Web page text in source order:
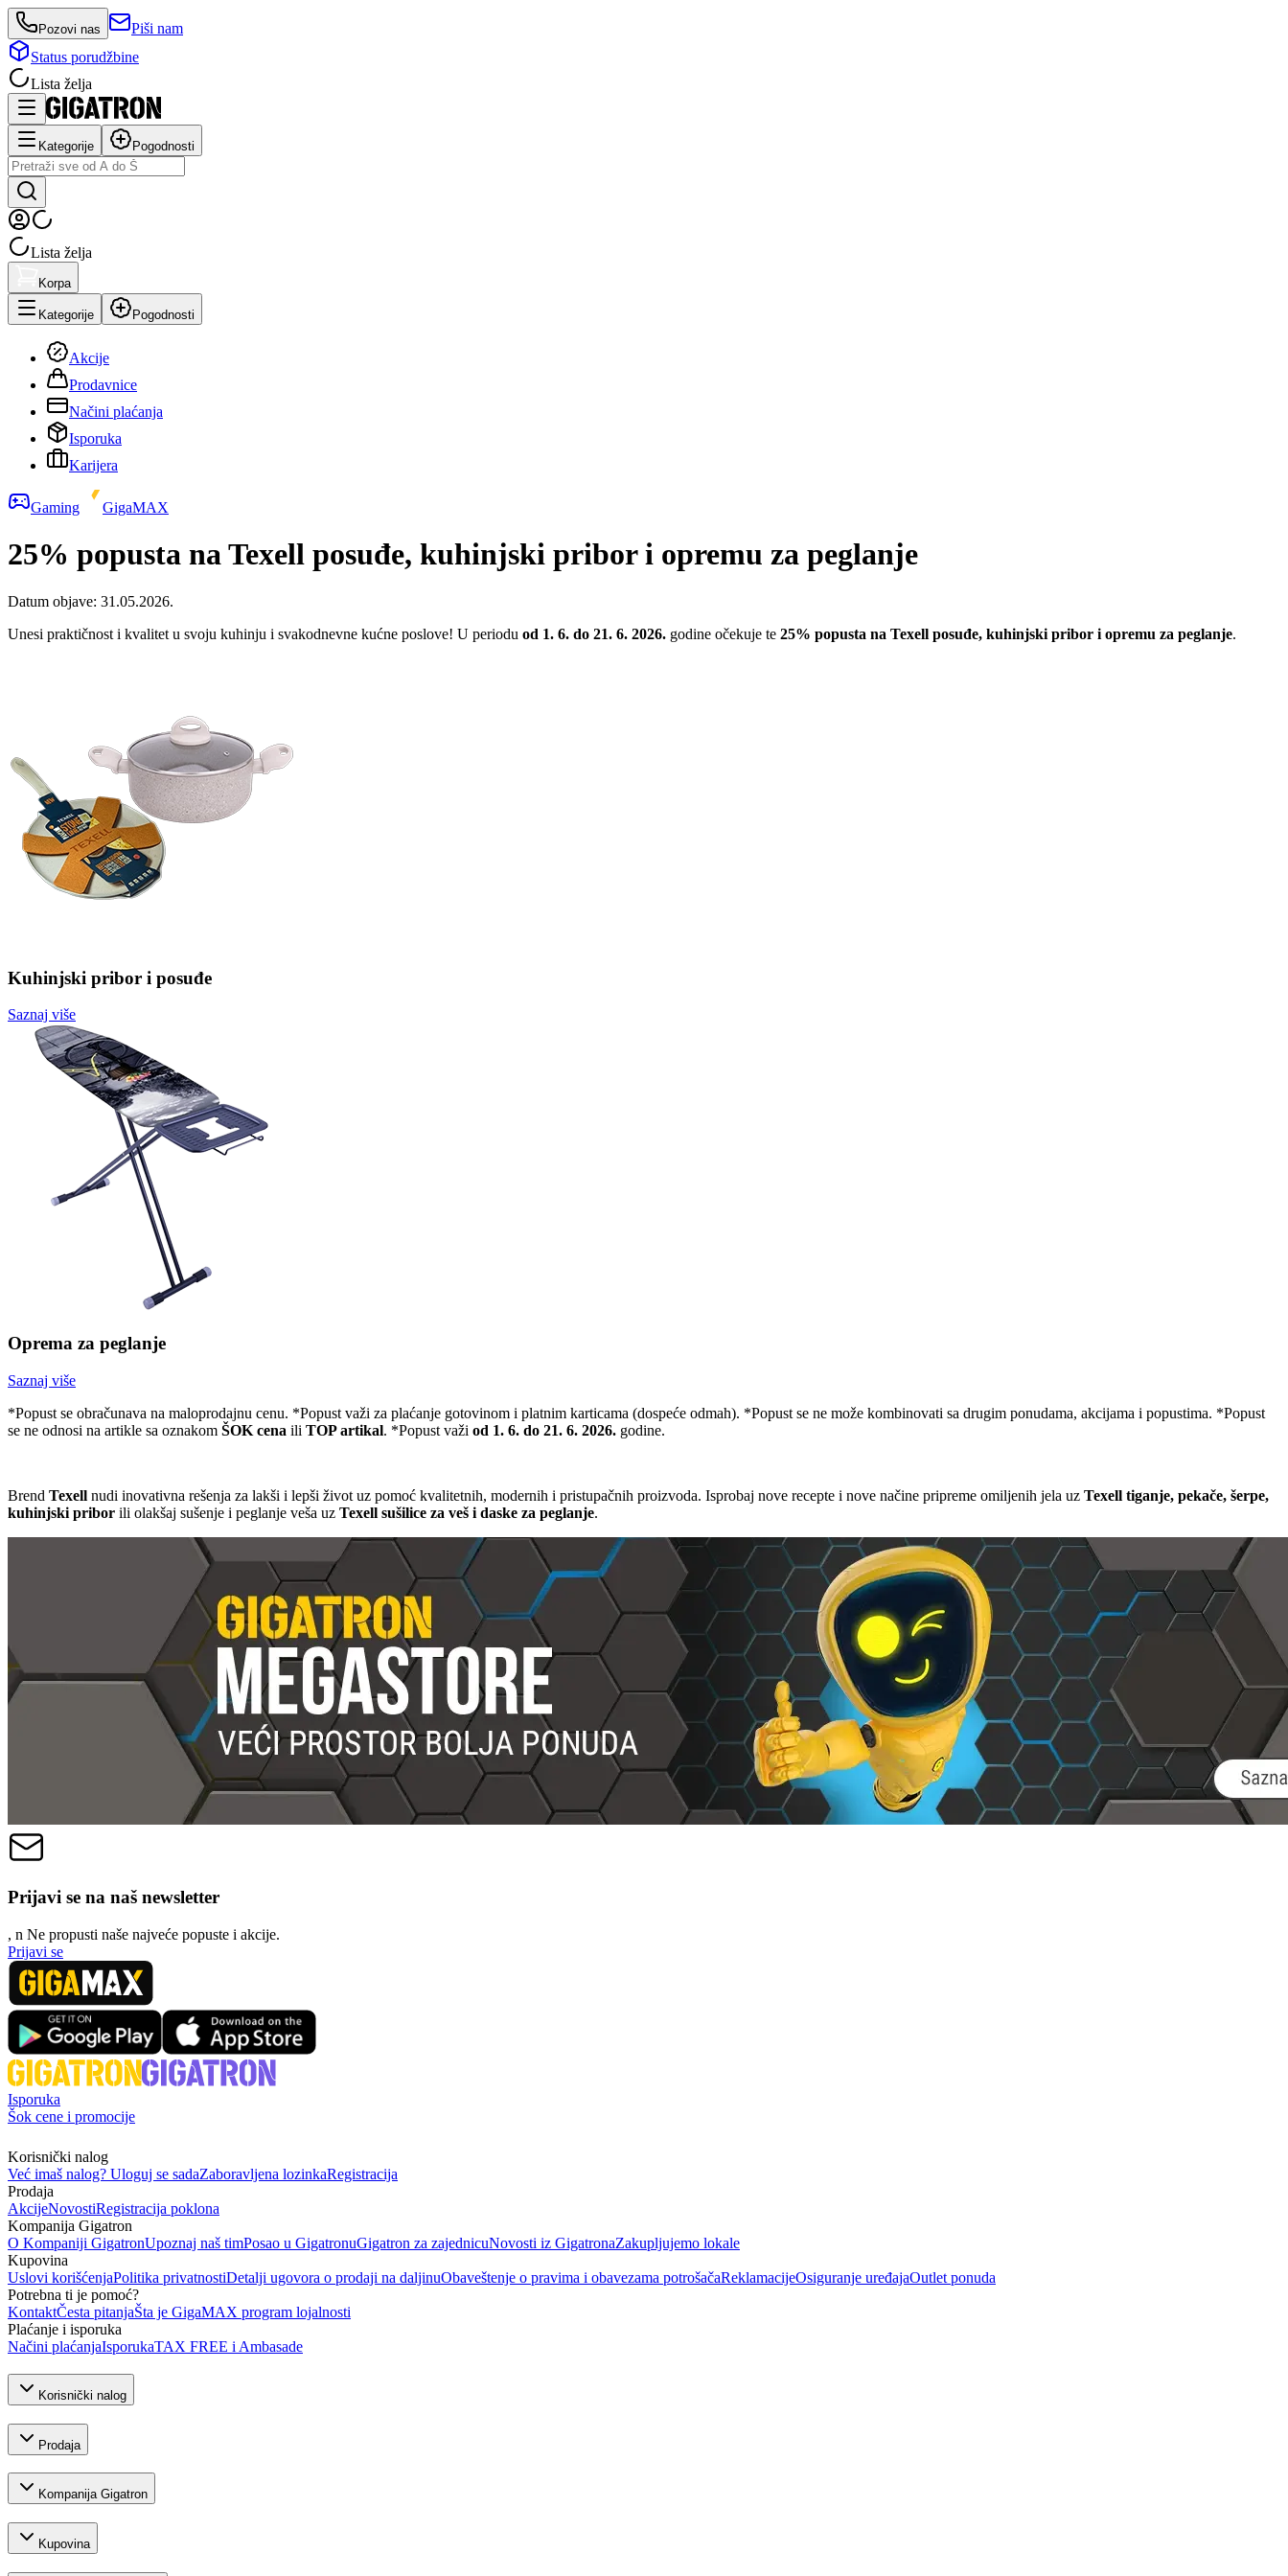
Pozovi nas
Piši nam
Status porudžbine
Lista želja
Kategorije Pogodnosti
Lista želja
Korpa
Kategorije Pogodnosti
Akcije
Prodavnice
Načini plaćanja
Isporuka
Karijera
Gaming GigaMAX
25% popusta na Texell posuđe, kuhinjski pribor i opremu za peglanje
Datum objave: 31.05.2026.
Unesi praktičnost i kvalitet u svoju kuhinju i svakodnevne kućne poslove! U periodu od 1. 6. do 21. 6. 2026. godine očekuje te 25% popusta na Texell posuđe, kuhinjski pribor i opremu za peglanje.
Kuhinjski pribor i posuđe
Saznaj više
Oprema za peglanje
Saznaj više
*Popust se obračunava na maloprodajnu cenu. *Popust važi za plaćanje gotovinom i platnim karticama (dospeće odmah). *Popust se ne može kombinovati sa drugim ponudama, akcijama i popustima. *Popust
se ne odnosi na artikle sa oznakom ŠOK cena ili TOP artikal. *Popust važi od 1. 6. do 21. 6. 2026. godine.
Brend Texell nudi inovativna rešenja za lakši i lepši život uz pomoć kvalitetnih, modernih i pristupačnih proizvoda. Isprobaj nove recepte i nove načine pripreme omiljenih jela uz Texell tiganje, pekače, šerpe,
kuhinjski pribor ili olakšaj sušenje i peglanje veša uz Texell sušilice za veš i daske za peglanje.
Prijavi se na naš newsletter
, n Ne propusti naše najveće popuste i akcije.
Prijavi se
Isporuka
Šok cene i promocije
Korisnički nalog
Već imaš nalog? Uloguj se sadaZaboravljena lozinkaRegistracija
Prodaja
AkcijeNovostiRegistracija poklona
Kompanija Gigatron
O Kompaniji GigatronUpoznaj naš timPosao u GigatronuGigatron za zajednicuNovosti iz GigatronaZakupljujemo lokale
Kupovina
Uslovi korišćenjaPolitika privatnostiDetalji ugovora o prodaji na daljinuObaveštenje o pravima i obavezama potrošačaReklamacijeOsiguranje uređajaOutlet ponuda
Potrebna ti je pomoć?
KontaktČesta pitanjaŠta je GigaMAX program lojalnosti
Plaćanje i isporuka
Načini plaćanjaIsporukaTAX FREE i Ambasade
Korisnički nalog
Prodaja
Kompanija Gigatron
Kupovina